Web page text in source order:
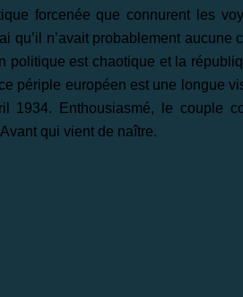
forcenée que connurent les
qu’il n’avait probablement
politique est chaotique et la
périple européen est une longue
1934. Enthousiasmé, le couple
qui vient de naître.